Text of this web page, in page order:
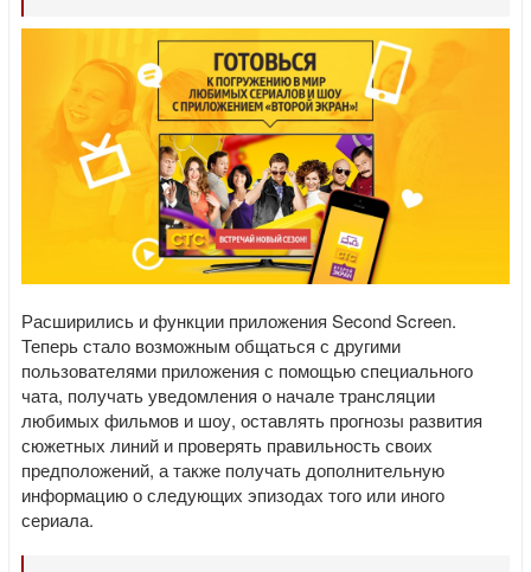
Расширились и функции приложения Second Screen.
Теперь стало возможным общаться с другими
пользователями приложения с помощью специального
чата, получать уведомления о начале трансляции
любимых фильмов и шоу, оставлять прогнозы развития
сюжетных линий и проверять правильность своих
предположений, а также получать дополнительную
информацию о следующих эпизодах того или иного
сериала.